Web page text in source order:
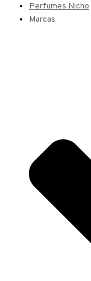
Perfumes Nicho
Marcas